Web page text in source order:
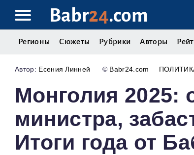
Babr24.com
Регионы Сюжеты Рубрики Авторы
Есения Линней © Babr24.com
Монголия 2025:
министра,
Итоги года от